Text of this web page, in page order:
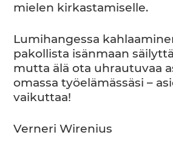
mielen kirkastamiselle.
Lumihangessa
pakollista isänmaan
mutta älä ota uhrautuvaa
omassa työelämässäsi –
vaikuttaa!
Verneri Wirenius